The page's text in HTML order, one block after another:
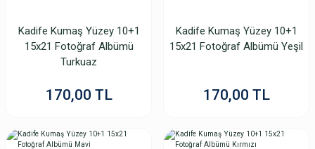
Kadife Kumaş Yüzey 10+1
15x21 Fotoğraf Albümü
Turkuaz
170,00 TL
Kadife Kumaş Yüzey 10+1
15x21 Fotoğraf Albümü Yeşil
170,00 TL